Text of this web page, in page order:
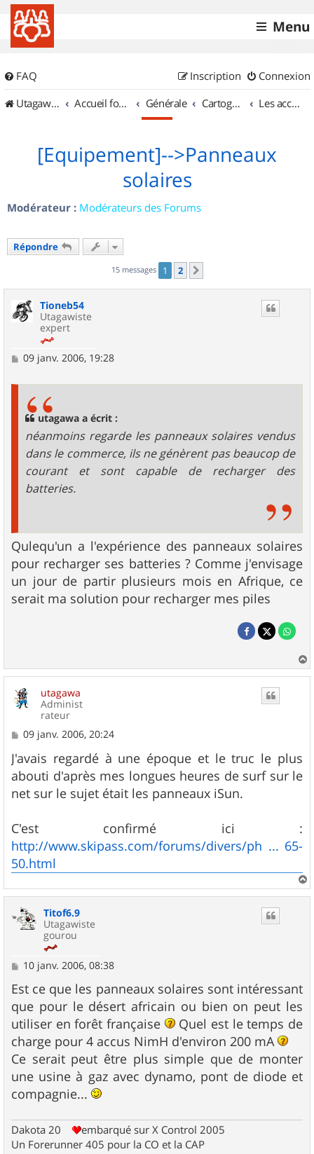
Menu
FAQ Connexion
Inscription
UtagawaVTT (Randos VTT et VTTAE avec traces GPS)
Accueil forum Générale Cartographie et GPS Les accessoires
[Equipement]-->Panneaux
solaires
Modérateur : Modérateurs des Forums
Répondre
15 messages 1 2
Tioneb54
Utagawiste
expert
M
09 janv. 2006, 19:28
utagawa a écrit :
néanmoins regarde les panneaux solaires vendus
dans le commerce, ils ne génèrent pas beaucop de
courant et sont capable de recharger des
batteries.
Qulequ'un a l'expérience des panneaux solaires
pour recharger ses batteries ? Comme j'envisage
un jour de partir plusieurs mois en Afrique, ce
serait ma solution pour recharger mes piles
a
utagawa
Administ
rateur
M
s
s
a
g
e
09 janv. 2006, 20:24
J'avais regardé à une époque et le truc le plus
abouti d'après mes longues heures de surf sur le
net sur le sujet était les panneaux iSun.
C'est confirmé ici :
http://www.skipass.com/forums/divers/ph ... 65-
50.html
a
Titof6.9
Utagawiste
gourou
M
s
s
a
g
e
10 janv. 2006, 08:38
Est ce que les panneaux solaires sont intéressant
que pour le désert africain ou bien on peut les
utiliser en forêt française
Quel est le temps de
charge pour 4 accus NimH d'environ 200 mA
Ce serait peut être plus simple que de monter
une usine à gaz avec dynamo, pont de diode et
compagnie...
Dakota 20
embarqué sur X Control 2005
Un Forerunner 405 pour la CO et la CAP